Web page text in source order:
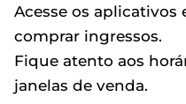
Acesse os aplicativos
comprar ingressos.
Fique atento aos
janelas de venda.